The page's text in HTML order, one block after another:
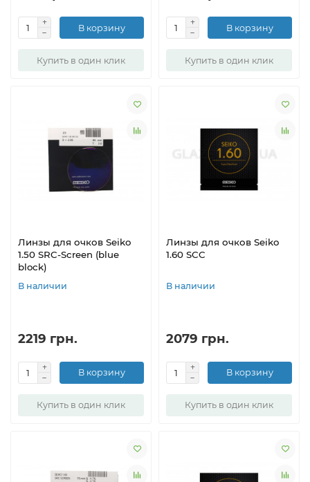
В корзину
Купить в один клик
В корзину
Купить в один клик
Линзы для очков Seiko
1.50 SRC-Screen (blue
block)
В наличии
2219 грн.
В корзину
Купить в один клик
Линзы для очков Seiko
1.60 SCC
В наличии
2079 грн.
В корзину
Купить в один клик